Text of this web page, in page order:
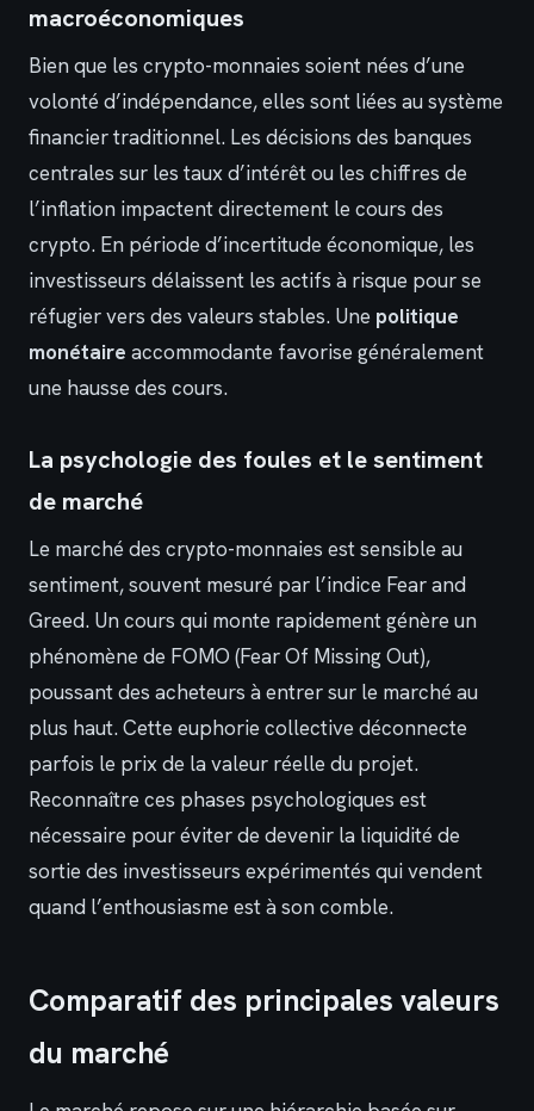
macroéconomiques
Bien que les crypto-monnaies soient nées d’une
volonté d’indépendance, elles sont liées au système
financier traditionnel. Les décisions des banques
centrales sur les taux d’intérêt ou les chiffres de
l’inflation impactent directement le cours des
crypto. En période d’incertitude économique, les
investisseurs délaissent les actifs à risque pour se
réfugier vers des valeurs stables. Une politique
monétaire accommodante favorise généralement
une hausse des cours.
La psychologie des foules et le sentiment
de marché
Le marché des crypto-monnaies est sensible au
sentiment, souvent mesuré par l’indice Fear and
Greed. Un cours qui monte rapidement génère un
phénomène de FOMO (Fear Of Missing Out),
poussant des acheteurs à entrer sur le marché au
plus haut. Cette euphorie collective déconnecte
parfois le prix de la valeur réelle du projet.
Reconnaître ces phases psychologiques est
nécessaire pour éviter de devenir la liquidité de
sortie des investisseurs expérimentés qui vendent
quand l’enthousiasme est à son comble.
Comparatif des principales valeurs
du marché